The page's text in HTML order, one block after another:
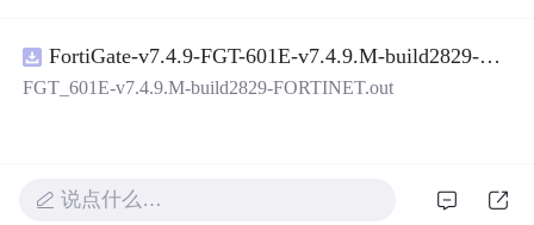
目源码、Logo、官方截图、论文、生产日志或其他受限素
材。适合前端开发、AI应用工程、测试审计和课程实践。
README、运行说明、功能清单、MIT License及原创与授
权声明。解压后进入project目录，执行npm test验证算法，
FortiGate-v7.4.9-FGT-601E-v7.4.9.M-build2829-FORTINET.out
FGT_601E-v7.4.9.M-build2829-FORTINET.out
说点什么…